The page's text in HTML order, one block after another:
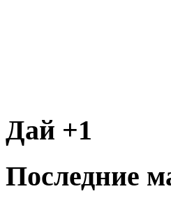
Дай +1
Последние